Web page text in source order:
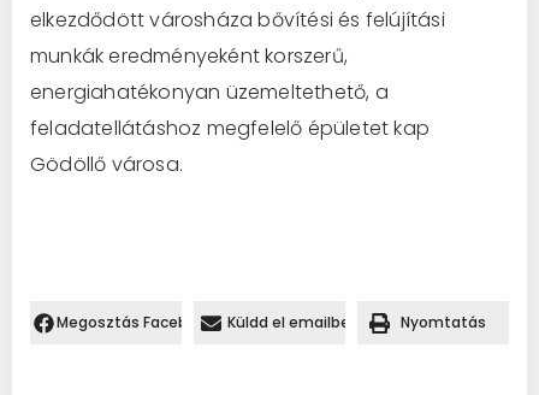
elkezdődött városháza bővítési és felújítási
munkák eredményeként korszerű,
energiahatékonyan üzemeltethető, a
feladatellátáshoz megfelelő épületet kap
Gödöllő városa.
Megosztás Facebookon.Küldd el emailben Nyomtatás